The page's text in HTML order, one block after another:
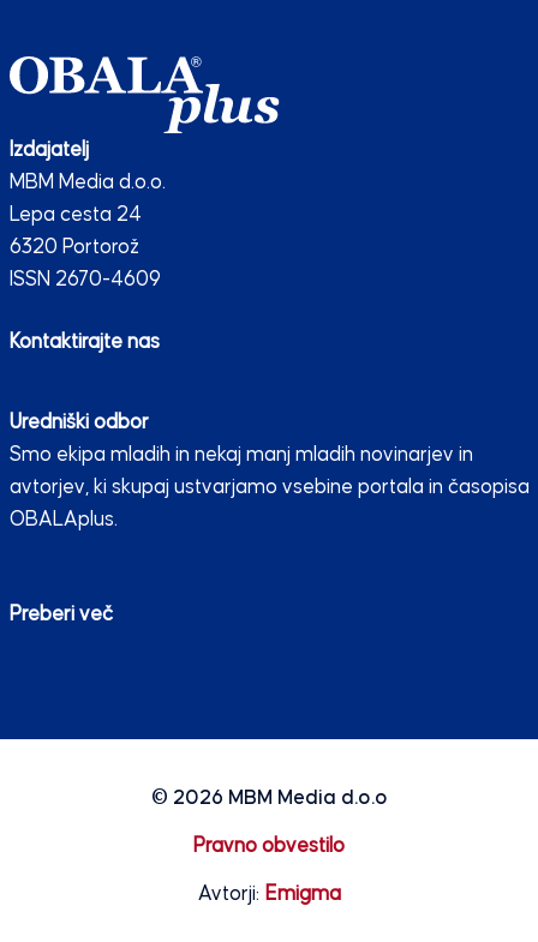
Izdajatelj
MBM Media d.o.o.
Lepa cesta 24
6320 Portorož
ISSN 2670-4609
Kontaktirajte nas
Uredniški odbor
Smo ekipa mladih in nekaj manj mladih novinarjev in
avtorjev, ki skupaj ustvarjamo vsebine portala in časopisa
OBALAplus.
Preberi več
© 2026 MBM Media d.o.o
Pravno obvestilo
Avtorji: Emigma